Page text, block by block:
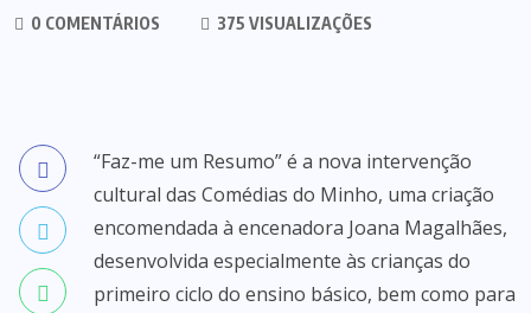
0 COMENTÁRIOS
375 VISUALIZAÇÕES
“Faz-me um Resumo” é a nova intervenção
cultural das Comédias do Minho, uma criação
encomendada à encenadora Joana Magalhães,
desenvolvida especialmente às crianças do
primeiro ciclo do ensino básico, bem como para